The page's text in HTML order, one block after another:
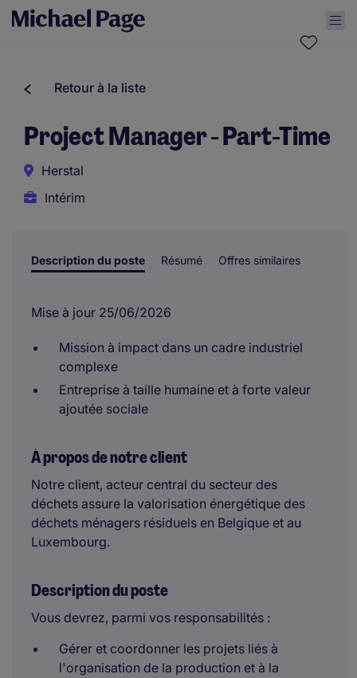
Retour à la liste
Project Manager - Part-Time
Herstal
Intérim
Description du poste Résumé Offres similaires
Mise à jour 25/06/2026
Mission à impact dans un cadre industriel
complexe
Entreprise à taille humaine et à forte valeur
ajoutée sociale
À propos de notre client
Notre client, acteur central du secteur des
déchets assure la valorisation énergétique des
déchets ménagers résiduels en Belgique et au
Luxembourg.
Description du poste
Vous devrez, parmi vos responsabilités :
Gérer et coordonner les projets liés à
l'organisation de la production et à la